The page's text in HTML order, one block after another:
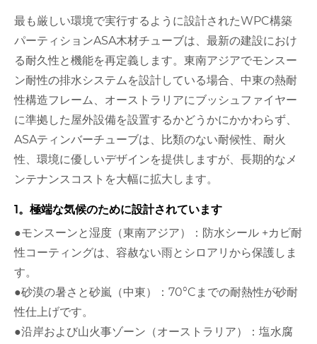
最も厳しい環境で実行するように設計されたWPC構築
パーティションASA木材チューブは、最新の建設におけ
る耐久性と機能を再定義します。東南アジアでモンスー
ン耐性の排水システムを設計している場合、中東の熱耐
性構造フレーム、オーストラリアにブッシュファイヤー
に準拠した屋外設備を設置するかどうかにかかわらず、
ASAティンバーチューブは、比類のない耐候性、耐火
性、環境に優しいデザインを提供しますが、長期的なメ
ンテナンスコストを大幅に拡大します。
1。極端な気候のために設計されています
●モンスーンと湿度（東南アジア）：防水シール +カビ耐
性コーティングは、容赦ない雨とシロアリから保護しま
す。
●砂漠の暑さと砂嵐（中東）：70°Cまでの耐熱性が砂耐
性仕上げです。
●沿岸および山火事ゾーン（オーストラリア）：塩水腐